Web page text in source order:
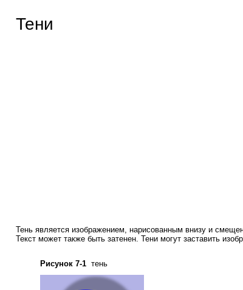
Тени
Тень является изображением, нарисованным внизу и
Текст может также быть затенен. Тени могут заставить
Рисунок 7-1 тень